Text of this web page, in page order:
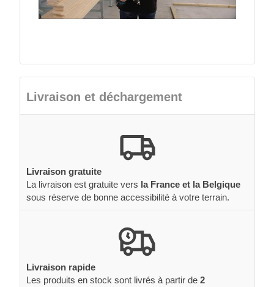
Livraison et déchargement
Livraison gratuite
La livraison est gratuite vers la France et la Belgique
sous réserve de bonne accessibilité à votre terrain.
Livraison rapide
Les produits en stock sont livrés à partir de 2